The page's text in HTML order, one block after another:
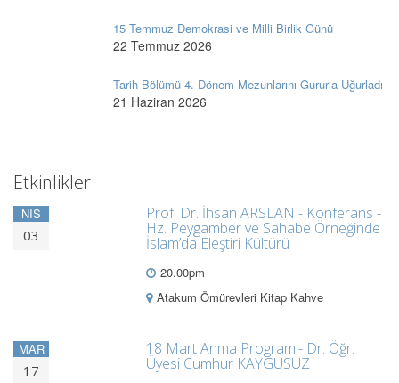
15 Temmuz Demokrasi ve Milli Birlik Günü
22 Temmuz 2026
Tarih Bölümü 4. Dönem Mezunlarını Gururla Uğurladı
21 Haziran 2026
Etkinlikler
NIS
03
Prof. Dr. İhsan ARSLAN - Konferans -
Hz. Peygamber ve Sahabe Örneğinde
İslam’da Eleştiri Kültürü
20.00pm
Atakum Ömürevleri Kitap Kahve
MAR
17
18 Mart Anma Programı- Dr. Öğr.
Üyesi Cumhur KAYGUSUZ